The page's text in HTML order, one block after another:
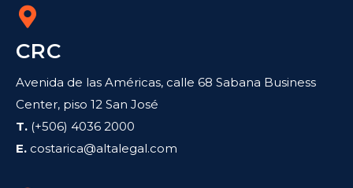
CRC
Avenida de las Américas, calle 68 Sabana Business
Center, piso 12 San José
T. (+506) 4036 2000
E. costarica@altalegal.com